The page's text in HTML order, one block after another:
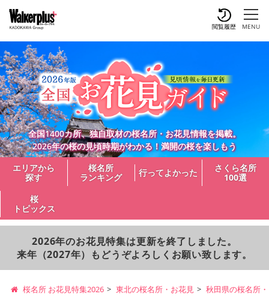
MENU
閲覧履歴
全国1400カ所、独自取材の桜名所・お花見情報を掲載。
2026年の桜の見頃時期がわかる！満開の桜を楽しもう
エリアから
探す
桜名所
ランキング
行ってよかった
さくら名所
100選
桜
トピックス
2026年のお花見特集は更新を終了しました。
来年（2027年）もどうぞよろしくお願い致します。
桜名所 お花見特集2026 東北の桜名所・お花見 秋田県の桜名所